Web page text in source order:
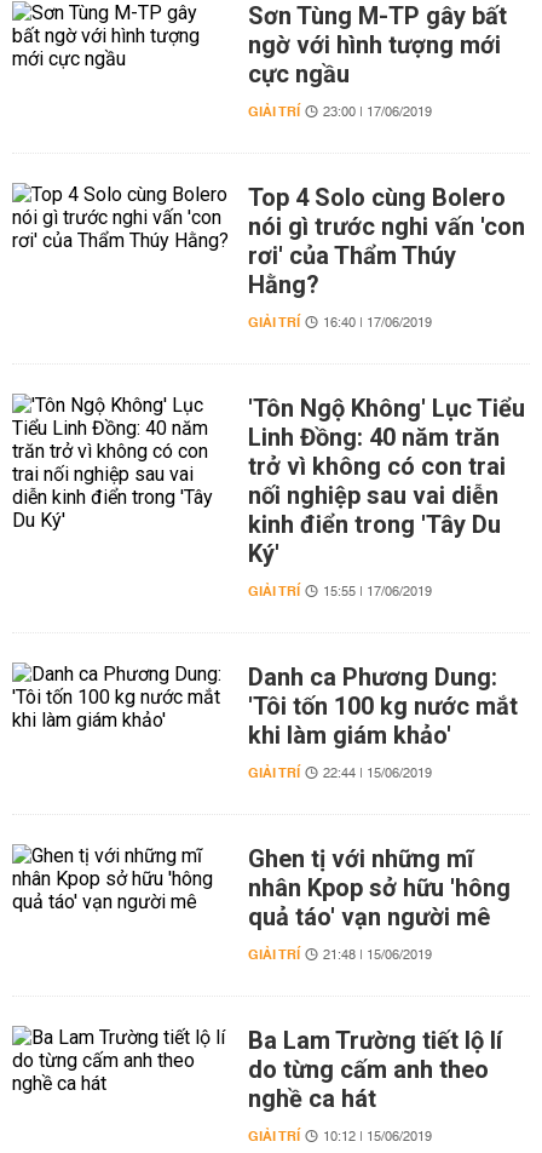
Sơn Tùng M-TP gây bất
ngờ với hình tượng mới
cực ngầu
GIẢI TRÍ 23:00 | 17/06/2019
Top 4 Solo cùng Bolero
nói gì trước nghi vấn 'con
rơi' của Thẩm Thúy
Hằng?
GIẢI TRÍ 16:40 | 17/06/2019
'Tôn Ngộ Không' Lục Tiểu
Linh Đồng: 40 năm trăn
trở vì không có con trai
nối nghiệp sau vai diễn
kinh điển trong 'Tây Du
Ký'
GIẢI TRÍ 15:55 | 17/06/2019
Danh ca Phương Dung:
'Tôi tốn 100 kg nước mắt
khi làm giám khảo'
GIẢI TRÍ 22:44 | 15/06/2019
Ghen tị với những mĩ
nhân Kpop sở hữu 'hông
quả táo' vạn người mê
GIẢI TRÍ 21:48 | 15/06/2019
Ba Lam Trường tiết lộ lí
do từng cấm anh theo
nghề ca hát
GIẢI TRÍ 10:12 | 15/06/2019